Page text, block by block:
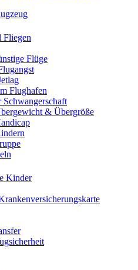
Fliegen
Flüge
Flughafen
Schwangerschaft
& Übergröße
Kinder